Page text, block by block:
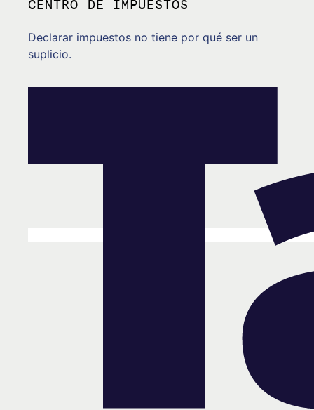
CENTRO DE IMPUESTOS
Declarar impuestos no tiene por qué ser un
suplicio.